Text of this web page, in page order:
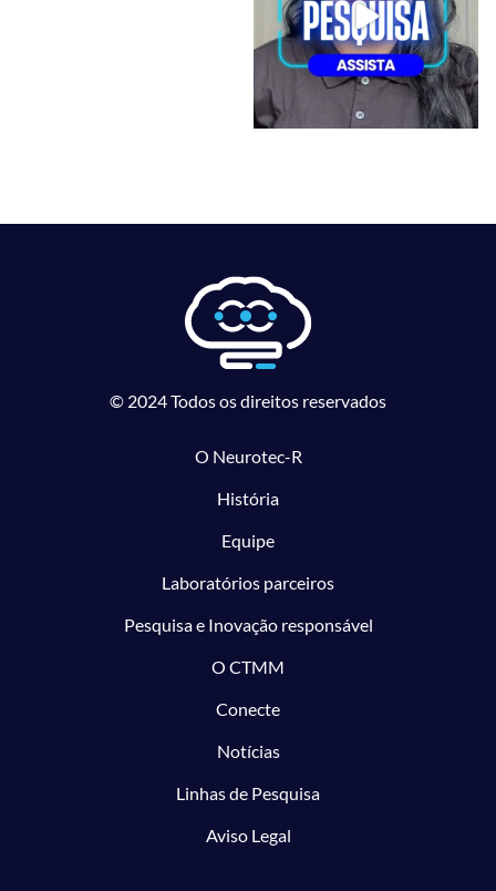
© 2024 Todos os direitos reservados
O Neurotec-R
História
Equipe
Laboratórios parceiros
Pesquisa e Inovação responsável
O CTMM
Conecte
Notícias
Linhas de Pesquisa
Aviso Legal